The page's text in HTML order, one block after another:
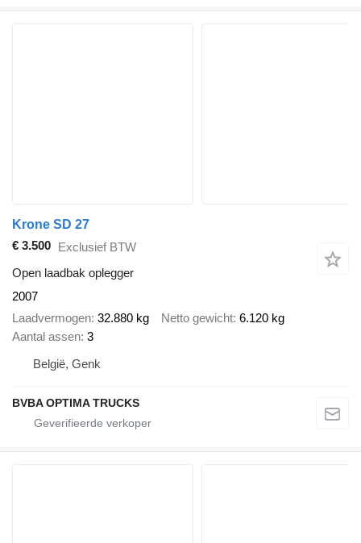
Krone SD 27
€ 3.500 Exclusief BTW
Open laadbak oplegger
2007
Laadvermogen 32.880 kg Netto gewicht 6.120 kg
Aantal assen 3
België, Genk
BVBA OPTIMA TRUCKS